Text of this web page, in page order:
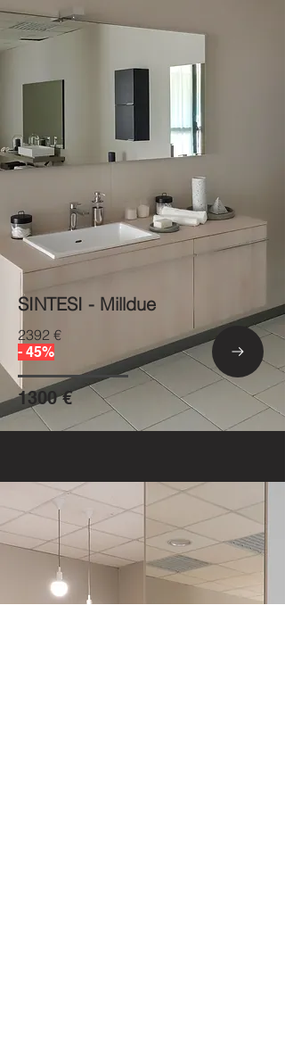
SINTESI - Milldue
2392 €
- 45%
1300 €